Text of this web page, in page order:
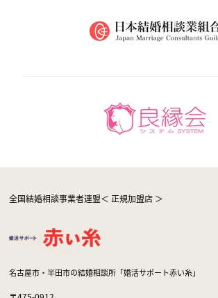
全国結婚相談事業者連盟＜ 正規加盟店 ＞
名古屋市・半田市の結婚相談所「婚活サポート赤い糸」